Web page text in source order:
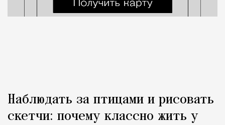
Наблюдать за птицами и рисовать
скетчи: почему классно жить у